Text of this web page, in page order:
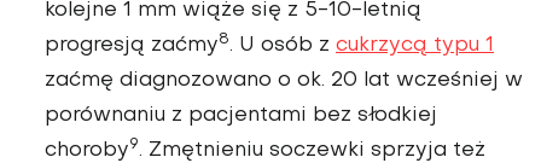
kolejne 1 mm wią­że się z 5-10-letnią
progresją zaćmy8. U osób z cukrzycą typu 1
zaćmę diagnozowa­no o ok. 20 lat wcześniej w
porównaniu z pacjentami bez słodkiej
choroby9. Zmęt­nieniu soczewki sprzyja też